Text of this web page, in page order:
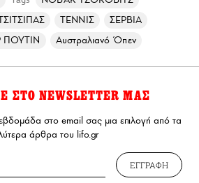
ΤΕΝΝΙΣ
ΣΕΡΒΙΑ
ΠΟΥΤΙΝ
Αυστραλιανό Όπεν
ΣΤΟ NEWSLETTER ΜΑΣ
στο email σας μια επιλογή από τα
άρθρα του lifo.gr
ΕΓΓΡΑΦΗ